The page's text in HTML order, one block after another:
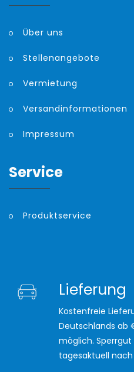
Über uns
Stellenangebote
Vermietung
Versandinformationen
Impressum
Service
Produktservice
Lieferung
Kostenfreie
Deutschlands ab
möglich.
tagesaktuell